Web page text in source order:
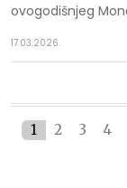
ovogodišnjeg
17.03.2026.
1 2 3 4